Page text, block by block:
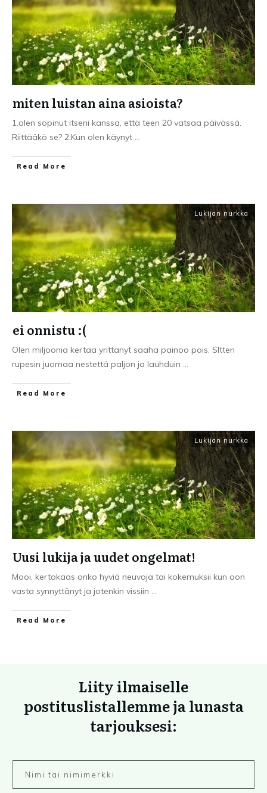
miten luistan aina asioista?
1.olen sopinut itseni kanssa, että teen 20 vatsaa päivässä.
Riittääkö se? 2.Kun olen käynyt ...
Read More
Lukijan nurkka
ei onnistu :(
Olen miljoonia kertaa yrittänyt saaha painoo pois. SItten
rupesin juomaa nestettä paljon ja lauhduin ...
Read More
Lukijan nurkka
Uusi lukija ja uudet ongelmat!
Mooi, kertokaas onko hyviä neuvoja tai kokemuksii kun oon
vasta synnyttänyt ja jotenkin vissiin ...
Read More
Liity ilmaiselle
postituslistallemme ja lunasta
tarjouksesi: